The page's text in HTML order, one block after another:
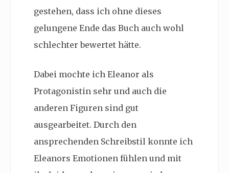
gestehen, dass ich ohne dieses
gelungene Ende das Buch auch wohl
schlechter bewertet hätte.
Dabei mochte ich Eleanor als
Protagonistin sehr und auch die
anderen Figuren sind gut
ausgearbeitet. Durch den
ansprechenden Schreibstil konnte ich
Eleanors Emotionen fühlen und mit